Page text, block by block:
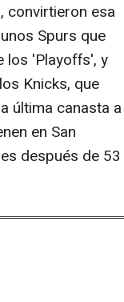
convirtieron esa
Spurs que
los 'Playoffs', y
Knicks, que
última canasta a
en San
después de 53